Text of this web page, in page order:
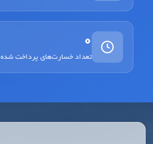
0
تعداد خسارت‌های پرداخت شده